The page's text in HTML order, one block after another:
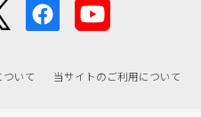
いて 当サイトのご利用について